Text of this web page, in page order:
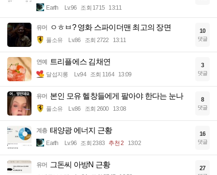
Earth Lv.96 조회 1715 13:11
유머 ㅇㅎㅂ? 영화 스파이더맨 최고의 장면
풀소유 Lv.86 조회 2722 13:11
10
댓글
연예 트리플에스 김채연
달섭지롱 Lv.94 조회 1164 13:09
3
댓글
유머 본인 모유 헬창들에게 팔아야 한다는 눈나
풀소유 Lv.86 조회 2600 13:08
8
댓글
계층 태양광 에너지 근황
Earth Lv.96 조회 2383 추천 2 13:02
16
댓글
유머 그돈씨 아방N 근황 27